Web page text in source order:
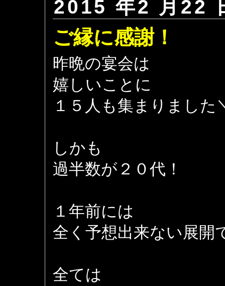
2015 年2 月22
ご縁に感謝！
昨晩の宴会は
嬉しいことに
１５人も集まりました
しかも
過半数が２０代！
１年前には
全く予想出来ない展開
全ては